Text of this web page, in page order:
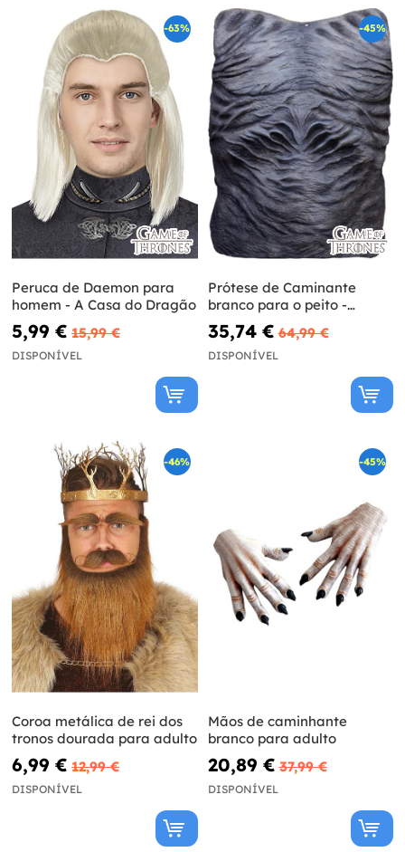
-63%
Peruca de Daemon para
homem - A Casa do Dragão
5,99 € 15,99 €
DISPONÍVEL
-45%
Prótese de Caminante
branco para o peito -
Guerra dos Tronos
35,74 € 64,99 €
DISPONÍVEL
-46%
Coroa metálica de rei dos
tronos dourada para adulto
6,99 € 12,99 €
DISPONÍVEL
-45%
Mãos de caminhante
branco para adulto
20,89 € 37,99 €
DISPONÍVEL